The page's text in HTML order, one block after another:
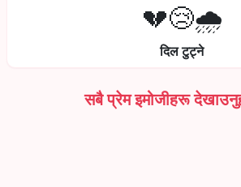
💔😢🌧️
दिल टुट्ने
सबै प्रेम इमोजीहरू